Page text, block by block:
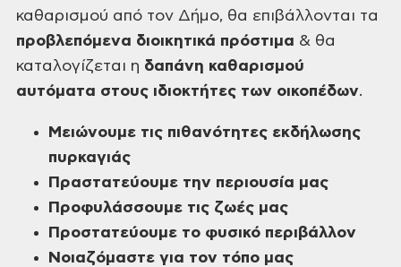
καθαρισμού από τον Δήμο, θα επιβάλλονται τα
προβλεπόμενα διοικητικά πρόστιμα & θα
καταλογίζεται η δαπάνη καθαρισμού
αυτόματα στους ιδιοκτήτες των οικοπέδων.
Μειώνουμε τις πιθανότητες εκδήλωσης
πυρκαγιάς
Πραστατεύουμε την περιουσία μας
Προφυλάσσουμε τις ζωές μας
Προστατεύουμε το φυσικό περιβάλλον
Νοιαζόμαστε για τον τόπο μας